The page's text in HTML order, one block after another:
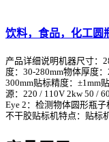
饮料，食品，化工圆
产品详细说明机器尺寸：
度：30-280mm物体厚度
300mm贴标精度：±1mm
源：220 / 110V 2kw 50 /
Eye 2：检测物体圆形瓶
不干胶贴标机特点：贴标机